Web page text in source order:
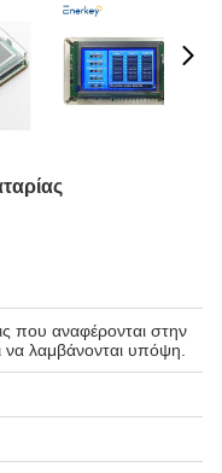
που αναφέρονται στην
λαμβάνονται υπόψη.